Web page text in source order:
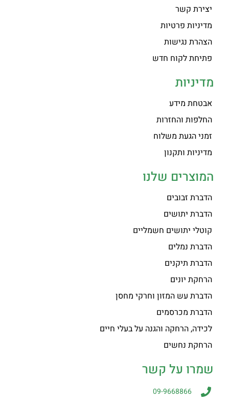
יצירת קשר
מדיניות פרטיות
הצהרת נגישות
פתיחת לקוח חדש
מדיניות
אבטחת מידע
החלפות והחזרות
זמני הגעת משלוח
מדיניות ותקנון
המוצרים שלנו
הדברת זבובים
הדברת יתושים
קוטלי יתושים חשמליים
הדברת נמלים
הדברת תיקנים
הרחקת יונים
הדברת עש המזון וחרקי מחסן
הדברת מכרסמים
לכידה, הרחקה והגנה על בעלי חיים
הרחקת נחשים
שמרו על קשר
09-9668866